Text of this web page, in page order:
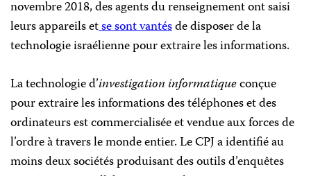
novembre 2018, des agents du renseignement ont saisi
leurs appareils etse sont vantésde disposer de la
technologie israélienne pour extraire les informations.
La technologie d’investigation informatiqueconçue
pour extraire les informations des téléphones et des
ordinateurs est commercialisée et vendue aux forces de
l’ordre à travers le monde entier. Le CPJ a identifié au
moins deux sociétés produisant des outils d’enquêtes